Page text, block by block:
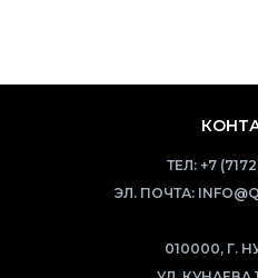
ТЕЛ: +7
ЭЛ. ПОЧТА:
010000, Г.